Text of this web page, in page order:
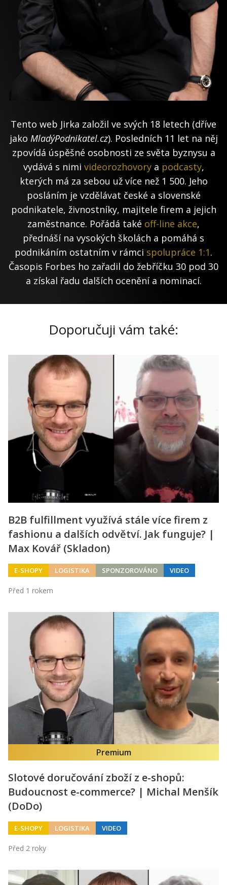
Tento web Jirka založil ve svých 18 letech (dříve
jako MladýPodnikatel.cz). Posledních 11 let na něj
zpovídá úspěšné osobnosti ze světa byznysu a
vydává s nimi videorozhovorya podcasty,
kterých má za sebou už více než 1 500. Jeho
posláním je vzdělávat české a slovenské
podnikatele, živnostníky, majitele firem a jejich
zaměstnance. Pořádá také off-line akce,
přednáší na vysokých školách a pomáhá s
podnikáním ostatním v rámci spolupráce 1:1.
Časopis Forbes ho zařadil do žebříčku 30 pod 30
a získal řadu dalších ocenění a nominací.
Doporučuji vám také:
B2B fulfillment využívá stále více firem z
fashionu a dalších odvětví. Jak funguje? |
Max Kovář (Skladon)
E-SHOPY LOGISTIKA SPONZOROVÁNO VIDEO
Před 1 rokem
Premium
Slotové doručování zboží z e-shopů:
Budoucnost e-commerce? | Michal Menšík
(DoDo)
E-SHOPY LOGISTIKA VIDEO
Před 2 roky